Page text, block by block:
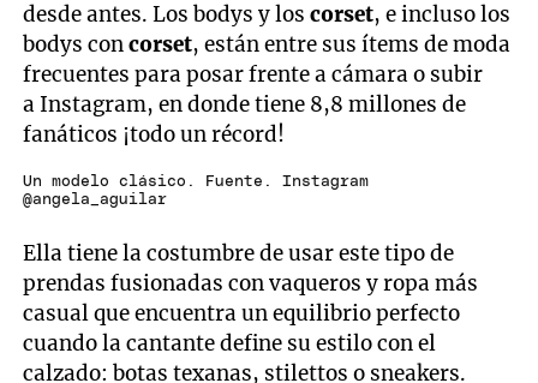
desde antes. Los bodys y loscorset, e incluso los
bodys concorset, están entre sus ítems de moda
frecuentes para posar frente a cámara o subir
a Instagram, en donde tiene 8,8 millones de
fanáticos ¡todo un récord!
Un modelo clásico. Fuente. Instagram
@angela_aguilar
Ella tiene la costumbre de usar este tipo de
prendas fusionadas con vaqueros y ropa más
casual que encuentra un equilibrio perfecto
cuando la cantante define su estilo con el
calzado: botas texanas, stilettos o sneakers.